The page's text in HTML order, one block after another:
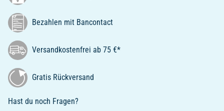
Bezahlen mit Bancontact
Versandkostenfrei ab 75 €*
Gratis Rückversand
Hast du noch Fragen?